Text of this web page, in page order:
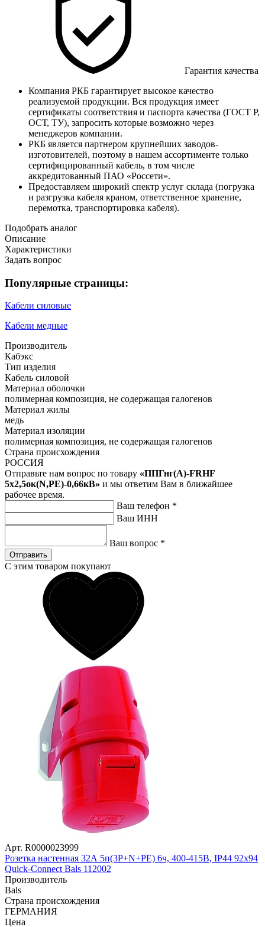
Гарантия качества
Компания РКБ гарантирует высокое качество
реализуемой продукции. Вся продукция имеет
сертификаты соответствия и паспорта качества (ГОСТ Р,
ОСТ, ТУ), запросить которые возможно через
менеджеров компании.
РКБ является партнером крупнейших заводов-
изготовителей, поэтому в нашем ассортименте только
сертифицированный кабель, в том числе
аккредитованный ПАО «Россети».
Предоставляем широкий спектр услуг склада (погрузка
и разгрузка кабеля краном, ответственное хранение,
перемотка, транспортировка кабеля).
Подобрать аналог
Описание
Характеристики
Задать вопрос
Популярные страницы:
Кабели силовые
Кабели медные
Производитель
Кабэкс
Тип изделия
Кабель силовой
Материал оболочки
полимерная композиция, не содержащая галогенов
Материал жилы
медь
Материал изоляции
полимерная композиция, не содержащая галогенов
Страна происхождения
РОССИЯ
Отправьте нам вопрос по товару «ППГнг(А)-FRHF
5х2,5ок(N,PE)-0,66кВ» и мы ответим Вам в ближайшее
рабочее время.
Ваш телефон *
Ваш ИНН
Ваш вопрос *
Отправить
С этим товаром покупают
Арт. R0000023999
Розетка настенная 32А 5п(3P+N+РE) 6ч, 400-415В, IP44 92х94
Quick-Connect Bals 112002
Производитель
Bals
Страна происхождения
ГЕРМАНИЯ
Цена